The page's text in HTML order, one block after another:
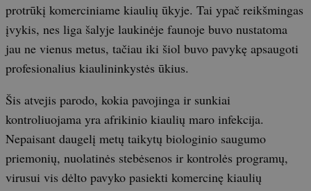
protrūkį komerciniame kiaulių ūkyje. Tai ypač reikšmingas
įvykis, nes liga šalyje laukinėje faunoje buvo nustatoma
jau ne vienus metus, tačiau iki šiol buvo pavykę apsaugoti
profesionalius kiaulininkystės ūkius.
Šis atvejis parodo, kokia pavojinga ir sunkiai
kontroliuojama yra afrikinio kiaulių maro infekcija.
Nepaisant daugelį metų taikytų biologinio saugumo
priemonių, nuolatinės stebėsenos ir kontrolės programų,
virusui vis dėlto pavyko pasiekti komercinę kiaulių